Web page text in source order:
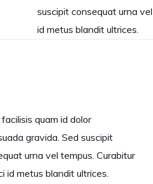
suscipit consequat urna
id metus blandit ultrices.
quam id dolor
gravida. Sed suscipit
urna vel tempus. Curabitur
id metus blandit ultrices.